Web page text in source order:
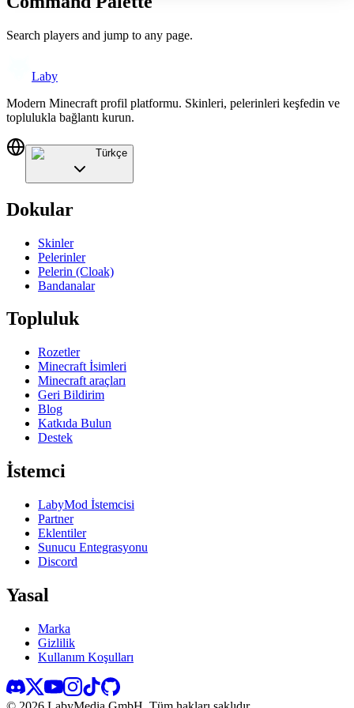
Search players and jump to any page.
Laby
Modern Minecraft profil platformu. Skinleri, pelerinleri keşfedin ve
toplulukla bağlantı kurun.
Türkçe
Dokular
Skinler
Pelerinler
Pelerin (Cloak)
Bandanalar
Topluluk
Rozetler
Minecraft İsimleri
Minecraft araçları
Geri Bildirim
Blog
Katkıda Bulun
Destek
İstemci
LabyMod İstemcisi
Partner
Eklentiler
Sunucu Entegrasyonu
Discord
Yasal
Marka
Gizlilik
Kullanım Koşulları